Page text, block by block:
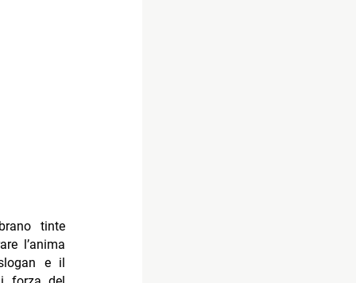
tinte
l’anima
e il